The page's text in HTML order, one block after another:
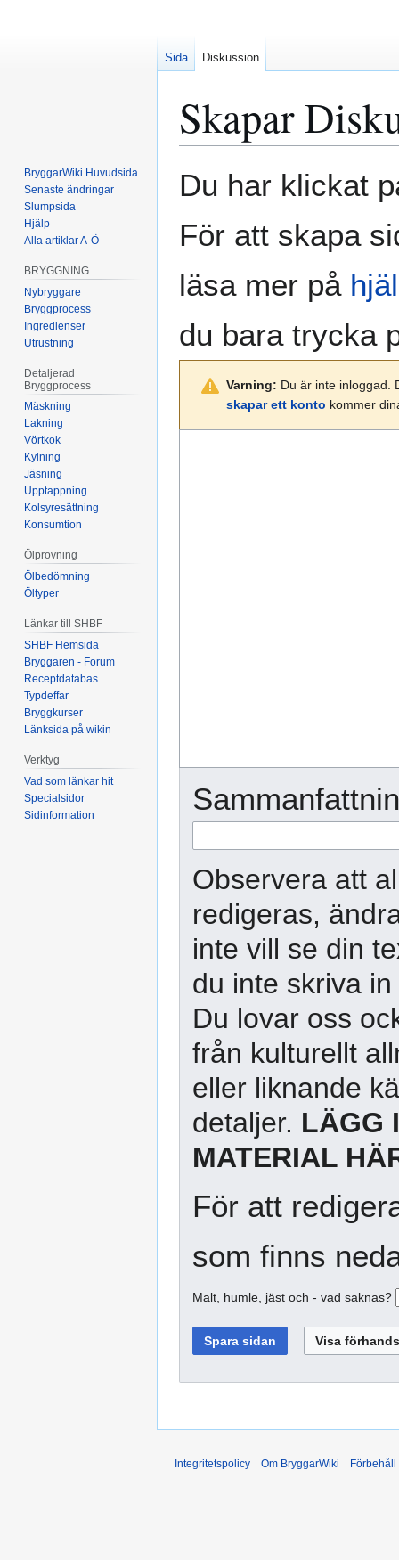
Skapar
Du har klickat
För att skapa
läsa mer på
du bara trycka
Varning: Du är inte inloggad.
skapar ett konto kommer
Observera att
redigeras,
inte vill se din
du inte skriva
Du lovar oss
från kulturellt
eller liknande
detaljer. LÄGG
MATERIAL
För att
som finns
Malt, humle, jäst och - vad saknas?
Sida Diskussion
BryggarWiki Huvudsida
Senaste ändringar
Slumpsida
Hjälp
Alla artiklar A-Ö
BRYGGNING
Nybryggare
Bryggprocess
Ingredienser
Utrustning
Detaljerad
Bryggprocess
Mäskning
Lakning
Vörtkok
Kylning
Jäsning
Upptappning
Kolsyresättning
Konsumtion
Ölprovning
Ölbedömning
Öltyper
Länkar till SHBF
SHBF Hemsida
Bryggaren - Forum
Receptdatabas
Typdeffar
Bryggkurser
Länksida på wikin
Verktyg
Vad som länkar hit
Specialsidor
Sidinformation
Integritetspolicy Om BryggarWiki Förbehåll